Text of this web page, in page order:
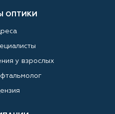
ОПТИКИ
у взрослых